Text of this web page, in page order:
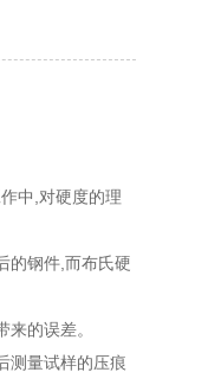
中,对硬度的理
的钢件,而布氏硬
的误差。
测量试样的压痕